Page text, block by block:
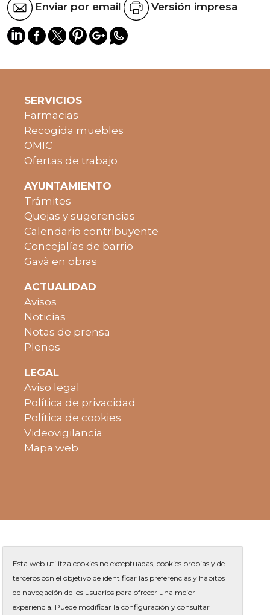
Enviar por email Versión impresa
SERVICIOS
Farmacias
Recogida muebles
OMIC
Ofertas de trabajo
AYUNTAMIENTO
Trámites
Quejas y sugerencias
Calendario contribuyente
Concejalías de barrio
Gavà en obras
ACTUALIDAD
Avisos
Noticias
Notas de prensa
Plenos
LEGAL
Aviso legal
Política de privacidad
Política de cookies
Videovigilancia
Mapa web
Plaza de Jaume Balmes s/n
Esta web utilitza cookies no exceptuadas, cookies propias y de
terceros con el objetivo de identificar las preferencias y hábitos
de navegación de los usuarios para ofrecer una mejor
experiencia. Puede modificar la configuración y consultar